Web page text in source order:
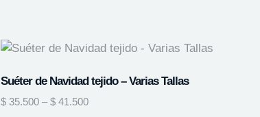
Suéter de Navidad tejido – Varias Tallas
$ 35.500 – $ 41.500